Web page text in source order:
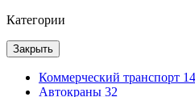
Категории
Закрыть
Коммерческий транспорт
Автокраны 32